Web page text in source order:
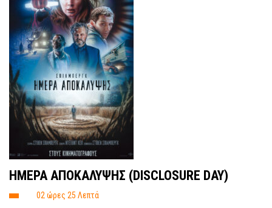
HMEΡΑ ΑΠΟΚΑΛΥΨΗΣ (DISCLOSURE DAY)
02 ώρες 25 Λεπτά